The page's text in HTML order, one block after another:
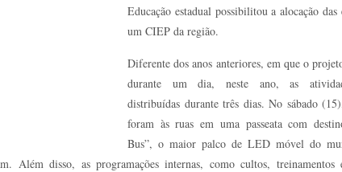
Educação estadual possibilitou a alocação das
um CIEP da região.
Diferente dos anos anteriores, em que o
durante um dia, neste ano, as
distribuídas durante três dias. No sábado
foram às ruas em uma passeata com
Bus”, o maior palco de LED móvel do
Além disso, as programações internas, como cultos, treinamentos